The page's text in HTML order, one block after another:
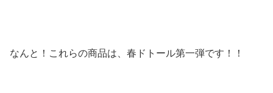
なんと！これらの商品は、春ドトール第一弾です！！